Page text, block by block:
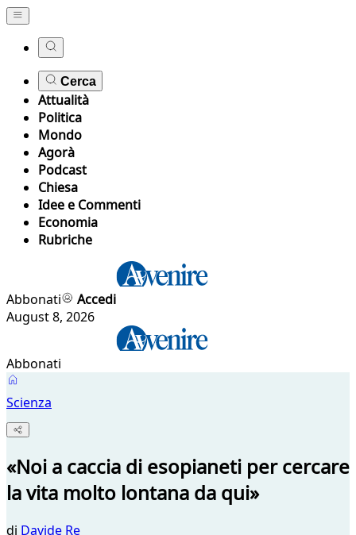
Cerca
Attualità
Politica
Mondo
Agorà
Podcast
Chiesa
Idee e Commenti
Economia
Rubriche
Abbonati
Accedi
August 8, 2026
Abbonati
Scienza
«Noi a caccia di esopianeti per cercare
la vita molto lontana da qui»
di Davide Re